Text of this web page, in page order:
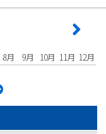
8月 9月 10月 11月 12月